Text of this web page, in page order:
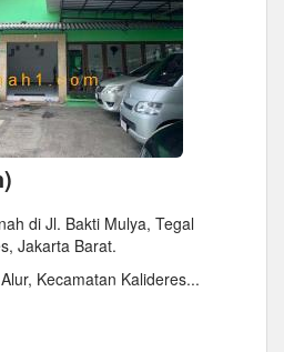
di Jl. Bakti Mulya, Tegal
Jakarta Barat.
Kecamatan Kalideres...